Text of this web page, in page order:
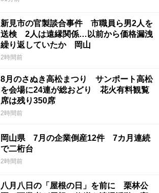
新見市の官製談合事件 市職員ら男2人を
送検 2人は遠縁関係…以前から価格漏洩
繰り返していたか 岡山
2時間前
8月のさぬき高松まつり サンポート高松
を会場に24連が総おどり 花火有料観覧
席は残り350席
2時間前
岡山県 7月の企業倒産12件 7カ月連続
で二桁台
2時間前
八月八日の「屋根の日」を前に 栗林公